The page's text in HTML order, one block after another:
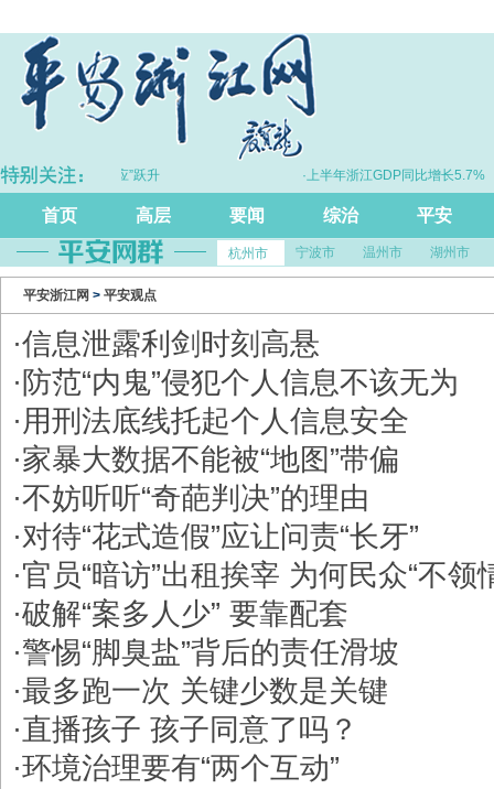
整合”向“化学反应”跃升 ·上半年浙江GDP同比增长5.7%
首页 高层 要闻 综治 平安
杭州市 宁波市 温州市 湖州市
平安浙江网 > 平安观点
·信息泄露利剑时刻高悬
· 防范“内鬼”侵犯个人信息不该无为
·用刑法底线托起个人信息安全
·家暴大数据不能被“地图”带偏
·不妨听听“奇葩判决”的理由
·对待“花式造假”应让问责“长牙”
·官员“暗访”出租挨宰 为何民众“不领
·破解“案多人少” 要靠配套
·警惕“脚臭盐”背后的责任滑坡
·最多跑一次 关键少数是关键
·直播孩子 孩子同意了吗？
·环境治理要有“两个互动”